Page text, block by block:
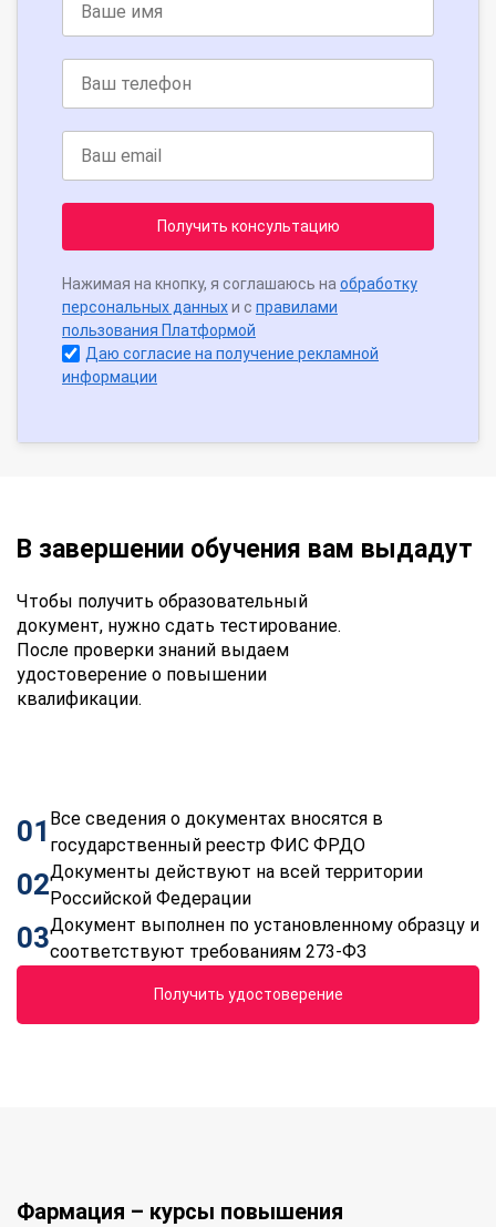
Получить консультацию
Нажимая на кнопку, я соглашаюсь на обработку
персональных данныхи с правилами
пользования Платформой
Даю согласие на получение рекламной
информации
В завершении обучения вам выдадут
Чтобы получить образовательный
документ, нужно сдать тестирование.
После проверки знаний выдаем
удостоверение о повышении
квалификации.
01 Все сведения о документах вносятся в
государственный реестр ФИС ФРДО
02Документы действуют на всей территории
Российской Федерации
03Документ выполнен по установленному образцу и
соответствуют требованиям 273-ФЗ
Получить удостоверение
Фармация – курсы повышения